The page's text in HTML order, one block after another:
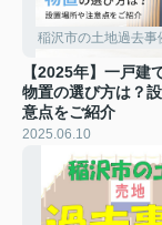
稲沢市の土地過去事
【2025年】一戸建
物置の選び方は？
意点をご紹介
2025.06.10